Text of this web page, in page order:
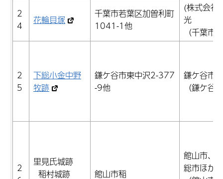
2
4
花輪貝塚
千葉市若葉区加曽利町
1041-1他
(株式会社
光
（千葉市）
2
5
下総小金中野
牧跡
鎌ケ谷市東中沢2-377
-9他
鎌ケ谷市
（鎌ケ谷
2
里見氏城跡
稲村城跡
館山市稲
館山市、
総市ほか